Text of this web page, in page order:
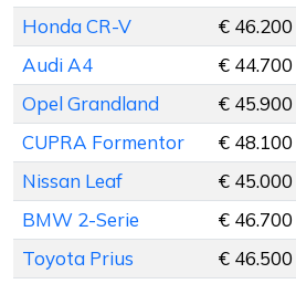
Honda CR-V
€ 46.200
Audi A4
€ 44.700
Opel Grandland
€ 45.900
CUPRA Formentor
€ 48.100
Nissan Leaf
€ 45.000
BMW 2-Serie
€ 46.700
Toyota Prius
€ 46.500